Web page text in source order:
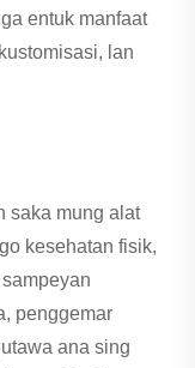
entuk manfaat
lan
saka mung alat
kesehatan fisik,
penggemar
ana sing